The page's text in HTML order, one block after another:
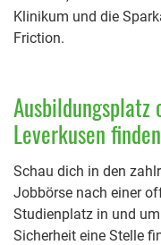
Klinikum und die
Friction.
Leverkusen finden
Schau dich in den
Jobbörse nach einer
Studienplatz in und
Sicherheit eine Stelle